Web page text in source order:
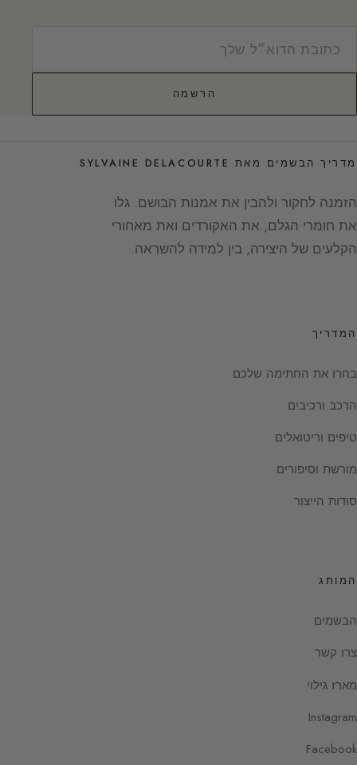
הרשמה
מדריך הבשמים מאת SYLVAINE DELACOURTE
הזמנה לחקור ולהבין את אמנות הבושם. גלו
את חומרי הגלם, את האקורדים ואת מאחורי
הקלעים של היצירה, בין למידה להשראה.
המדריך
בחרו את החתימה שלכם
הרכב ורכיבים
טיפים וריטואלים
מורשת וסיפורים
סודות הייצור
המותג
הבשמים
צרו קשר
מארז גילוי
Instagram
Facebook